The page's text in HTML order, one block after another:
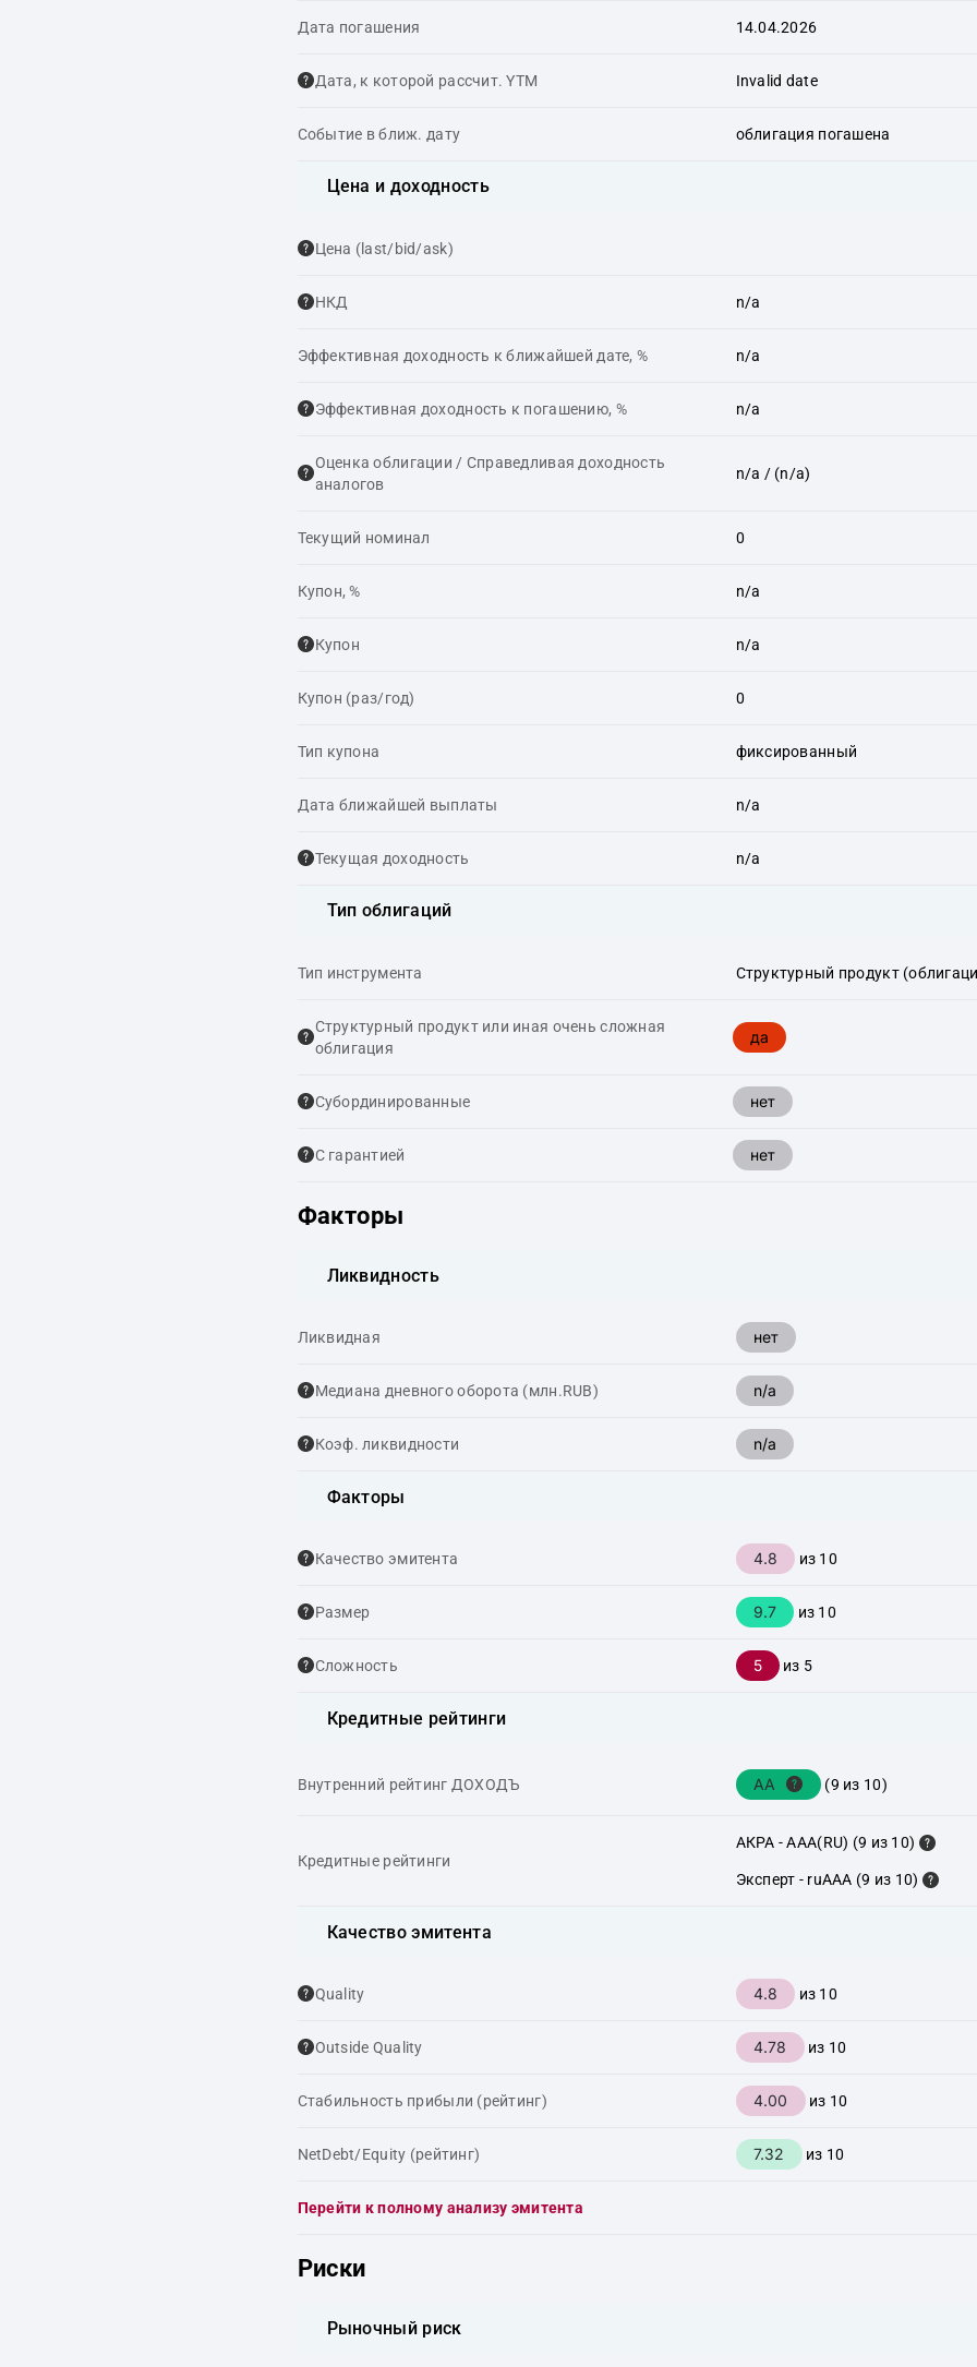
Дата погашения 14.04.2026
Дата, к которой рассчит. YTM Invalid date
Событие в ближ. дату облигация погашена
Цена и доходность
Цена (last/bid/ask)
НКД n/a
Эффективная доходность к ближайшей дате, % n/a
Эффективная доходность к погашению, % n/a
Оценка облигации / Справедливая доходность
аналогов
n/a / (n/a)
Текущий номинал 0
Купон, % n/a
Купон n/a
Купон (раз/год) 0
Тип купона фиксированный
Дата ближайшей выплаты n/a
Текущая доходность n/a
Тип облигаций
Тип инструмента Структурный продукт
Структурный продукт или иная очень сложная
облигация
да
Cубординированные нет
С гарантией нет
Факторы
Ликвидность
Ликвидная нет
Медиана дневного оборота (млн.RUB) n/a
Коэф. ликвидности n/a
Факторы
Качество эмитента 4.8 из 10
Размер 9.7 из 10
Сложность 5 из 5
Кредитные рейтинги
Внутренний рейтинг ДОХОДЪ AA (9 из 10)
Кредитные рейтинги
АКРА - AAA(RU) (9 из 10)
Эксперт - ruAAA (9 из 10)
Качество эмитента
Quality 4.8 из 10
Outside Quality 4.78 из 10
Стабильность прибыли (рейтинг) 4.00 из 10
NetDebt/Equity (рейтинг) 7.32 из 10
Перейти к полному анализу эмитента
Риски
Рыночный риск